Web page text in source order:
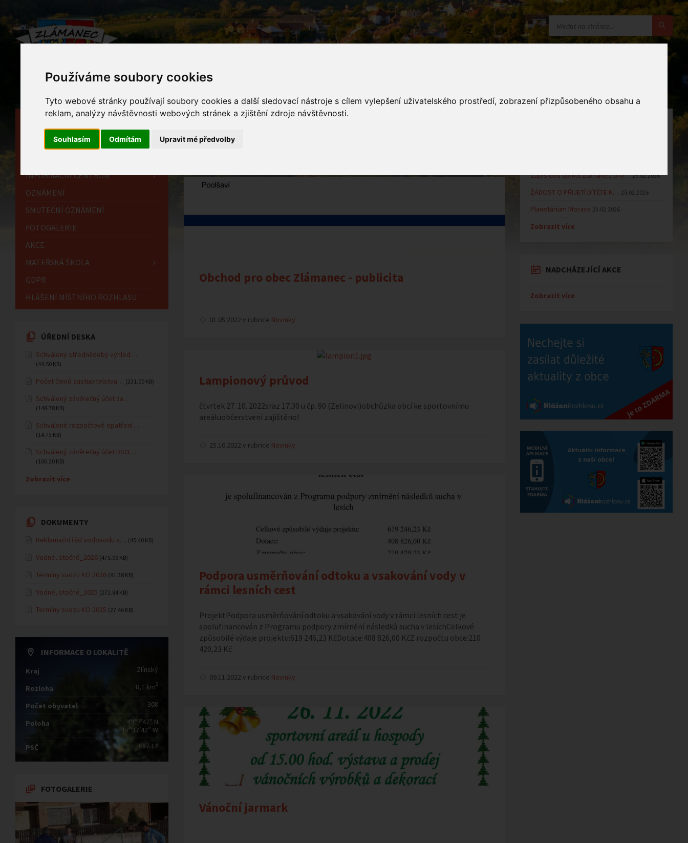
Používáme soubory cookies
Tyto webové stránky používají soubory cookies a další sledovací nástroje s cílem vylepšení uživatelského prostředí, zobrazení přizpůsobeného obsahu a
reklam, analýzy návštěvnosti webových stránek a zjištění zdroje návštěvnosti.
Souhlasím Odmítám Upravit mé předvolby
Obchod pro obec Zlámanec - publicita
01.05.2022 v rubrice Novinky
Lampionový průvod
čtvrtek 27. 10. 2022sraz 17.30 u čp. 90 (Zelinovi)obchůzka obcí ke sportovnímu
areáluobčerstvení zajištěno!
25.10.2022 v rubrice Novinky
Podpora usměrňování odtoku a vsakování vody v
rámci lesních cest
ProjektPodpora usměrňování odtoku a vsakování vody v rámci lesních cest je
spolufinancován z Programu podpory zmírnění následků sucha v lesíchCelkové
způsobilé výdaje projektu:619 246,23 KčDotace:408 826,00 KčZ rozpočtu obce:210
420,23 Kč
09.11.2022 v rubrice Novinky
Vánoční jarmark
OBECNÍ ÚŘAD
INFORMAČNÍ CENTRUM
OZNÁMENÍ
SMUTEČNÍ OZNÁMENÍ
FOTOGALERIE
AKCE
MATEŘSKÁ ŠKOLA
GDPR
HLÁŠENÍ MÍSTNÍHO ROZHLASU
ÚŘEDNÍ DESKA
Schválený střednědobý výhled…
(44.50 KB)
Počet členů zastupitelstva… (231.00 KB)
Schválený závěrečný účet za…
(148.78 KB)
Schválené rozpočtové opatření…
(14.73 KB)
Schválený závěrečný účet DSO…
(106.20 KB)
Zobrazit více
DOKUMENTY
Reklamační řád vodovodu a… (45.40 KB)
Vodné, stočné_2026 (475.06 KB)
Termíny svozu KO 2026 (91.38 KB)
Vodné, stočné_2025 (272.84 KB)
Termíny svozu KO 2025 (27.46 KB)
INFORMACE O LOKALITĚ
Kraj Zlínský
Rozloha 8,1 km2
Počet obyvatel 308
Poloha
49°7′47″ N
17°37′42″ W
PSČ
687 12
FOTOGALERIE
Zápis dětí do MŠ Zlámanec pro… 25.02.2026
ŽÁDOST O PŘIJETÍ DÍTĚTE K… 25.02.2026
Planetárium Morava 23.02.2026
Zobrazit více
NADCHÁZEJÍCÍ AKCE
Zobrazit více